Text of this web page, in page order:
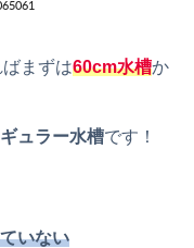
まずは60cm水槽か
ュラー水槽です！
いない